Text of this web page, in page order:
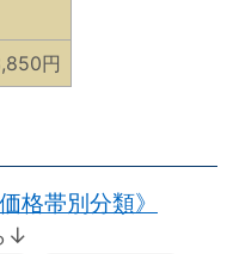
円
格帯別分類》
↓